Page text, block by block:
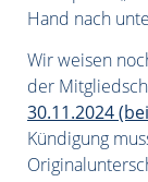
Hand nach
Wir weisen
der
30.11.2024
Kündigung